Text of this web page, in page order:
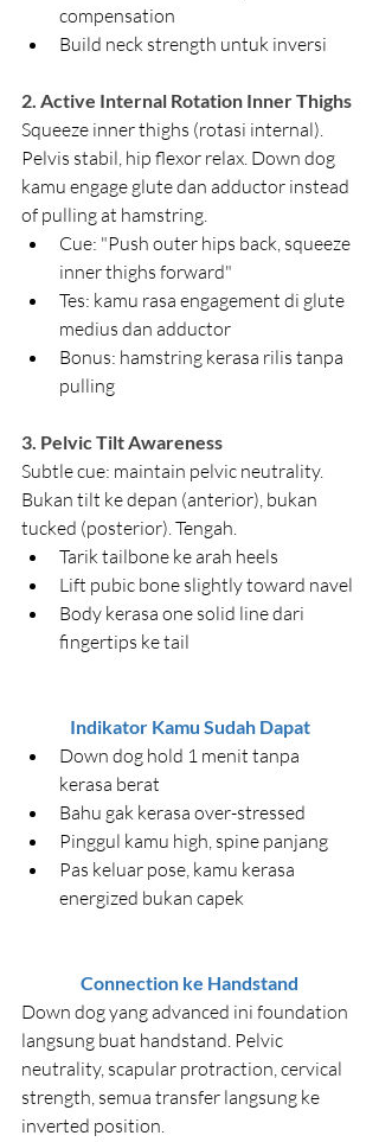
compensation
Build neck strength untuk inversi
2. Active Internal Rotation Inner Thighs
Squeeze inner thighs (rotasi internal).
Pelvis stabil, hip flexor relax. Down dog
kamu engage glute dan adductor instead
of pulling at hamstring.
Cue: "Push outer hips back, squeeze
inner thighs forward"
Tes: kamu rasa engagement di glute
medius dan adductor
Bonus: hamstring kerasa rilis tanpa
pulling
3. Pelvic Tilt Awareness
Subtle cue: maintain pelvic neutrality.
Bukan tilt ke depan (anterior), bukan
tucked (posterior). Tengah.
Tarik tailbone ke arah heels
Lift pubic bone slightly toward navel
Body kerasa one solid line dari
fingertips ke tail
Indikator Kamu Sudah Dapat
Down dog hold 1 menit tanpa
kerasa berat
Bahu gak kerasa over-stressed
Pinggul kamu high, spine panjang
Pas keluar pose, kamu kerasa
energized bukan capek
Connection ke Handstand
Down dog yang advanced ini foundation
langsung buat handstand. Pelvic
neutrality, scapular protraction, cervical
strength, semua transfer langsung ke
inverted position.